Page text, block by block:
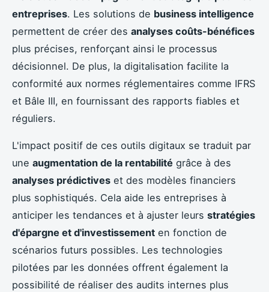
entreprises. Les solutions de business intelligence
permettent de créer des analyses coûts-bénéfices
plus précises, renforçant ainsi le processus
décisionnel. De plus, la digitalisation facilite la
conformité aux normes réglementaires comme IFRS
et Bâle III, en fournissant des rapports fiables et
réguliers.
L'impact positif de ces outils digitaux se traduit par
une augmentation de la rentabilité grâce à des
analyses prédictives et des modèles financiers
plus sophistiqués. Cela aide les entreprises à
anticiper les tendances et à ajuster leurs stratégies
d'épargne et d'investissement en fonction de
scénarios futurs possibles. Les technologies
pilotées par les données offrent également la
possibilité de réaliser des audits internes plus